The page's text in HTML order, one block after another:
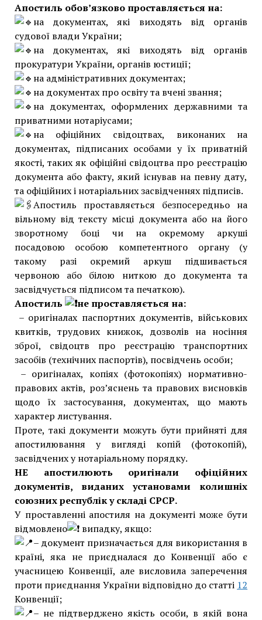
Апостиль обов’язково проставляється на:
на документах, які виходять від органів
судової влади України;
на документах, які виходять від органів
прокуратури України, органів юстиції;
на адміністративних документах;
на документах про освіту та вчені звання;
на документах, оформлених державними та
приватними нотаріусами;
на офіційних свідоцтвах, виконаних на
документах, підписаних особами у їх приватній
якості, таких як офіційні свідоцтва про реєстрацію
документа або факту, який існував на певну дату,
та офіційних і нотаріальних засвідченнях підписів.
Апостиль проставляється безпосередньо на
вільному від тексту місці документа або на його
зворотному боці чи на окремому аркуші
посадовою особою компетентного органу (у
такому разі окремий аркуш підшивається
червоною або білою ниткою до документа та
засвідчується підписом та печаткою).
Апостиль
не проставляється на:
– оригіналах паспортних документів, військових
квитків, трудових книжок, дозволів на носіння
зброї, свідоцтв про реєстрацію транспортних
засобів (технічних паспортів), посвідчень особи;
– оригіналах, копіях (фотокопіях) нормативно-
правових актів, роз’яснень та правових висновків
щодо їх застосування, документах, що мають
характер листування.
Проте, такі документи можуть бути прийняті для
апостилювання у вигляді копій (фотокопій),
засвідчених у нотаріальному порядку.
НЕ апостилюють оригінали офіційних
документів, виданих установами колишніх
союзних республік у складі СРСР.
У проставленні апостиля на документі може бути
відмовлено
випадку, якщо:
– документ призначається для використання в
країні, яка не приєдналася до Конвенції або є
учасницею Конвенції, але висловила заперечення
проти приєднання України відповідно до статті 12
Конвенції;
– не підтверджено якість особи, в якій вона